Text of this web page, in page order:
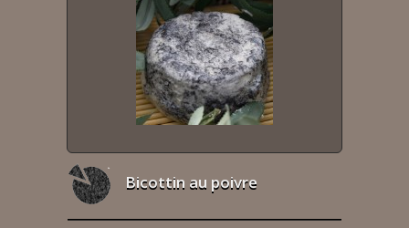
Bicottin au poivre